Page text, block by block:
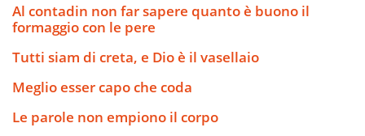
Al contadin non far sapere quanto è buono il
formaggio con le pere
Tutti siam di creta, e Dio è il vasellaio
Meglio esser capo che coda
Le parole non empiono il corpo